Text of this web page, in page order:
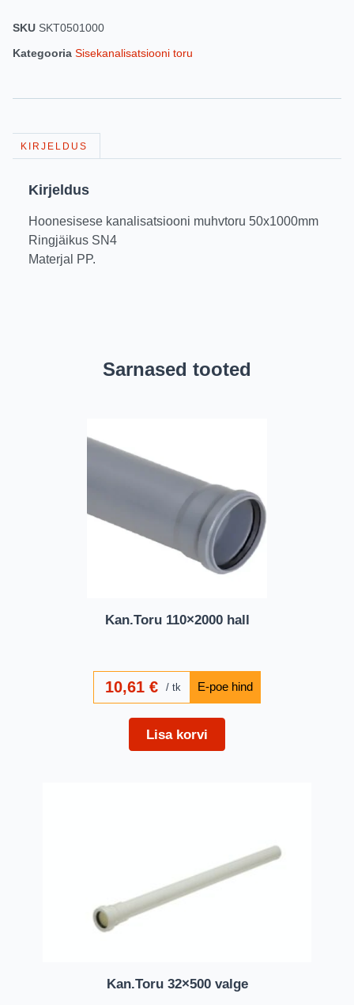
SKU SKT0501000
Kategooria Sisekanalisatsiooni toru
KIRJELDUS
Kirjeldus
Hoonesisese kanalisatsiooni muhvtoru 50x1000mm
Ringjäikus SN4
Materjal PP.
Sarnased tooted
Kan.Toru 110×2000 hall
10,61 € tk
Lisa korvi
Kan.Toru 32×500 valge